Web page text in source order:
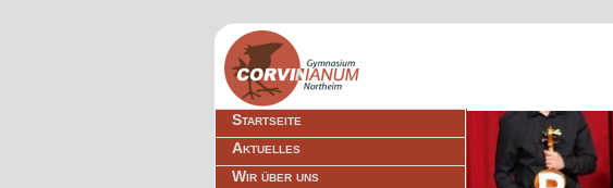
Navigation
überspringen
Startseite
Aktuelles
Wir über uns